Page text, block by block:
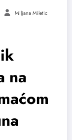
Miljana Miletic
na